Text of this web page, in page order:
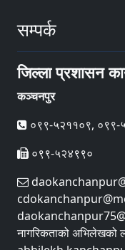
सम्पर्क
जिल्ला प्रशासन
कञ्चनपुर
०९९-५२११०९,
०९९-५२४९९०
नागरिकताको अभिलेखको